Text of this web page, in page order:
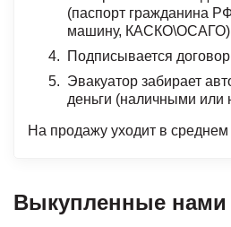
(паспорт гражданина
машину,
Подписывается
Эвакуатор забирает
деньги (наличными или
На продажу уходит в среднем
Выкупленные нами